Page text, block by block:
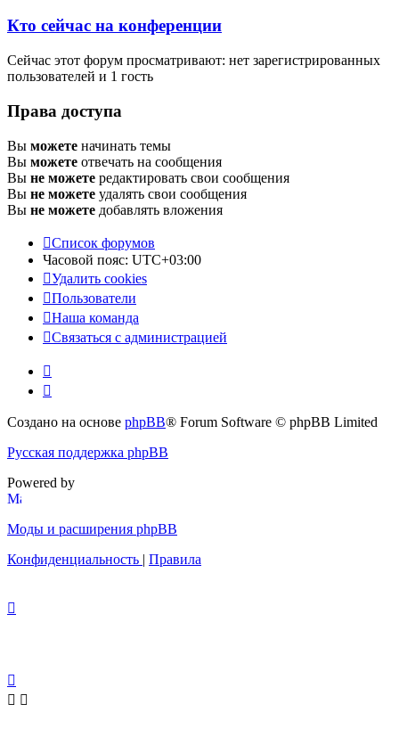
Кто сейчас на конференции
Сейчас этот форум просматривают: нет зарегистрированных
пользователей и 1 гость
Права доступа
Вы можете начинать темы
Вы можете отвечать на сообщения
Вы не можете редактировать свои сообщения
Вы не можете удалять свои сообщения
Вы не можете добавлять вложения
Список форумов
Часовой пояс: UTC+03:00
Удалить cookies
Пользователи
Наша команда
Связаться с администрацией
Создано на основе phpBB® Forum Software © phpBB Limited
Русская поддержка phpBB
Powered by
Моды и расширения phpBB
Конфиденциальность | Правила